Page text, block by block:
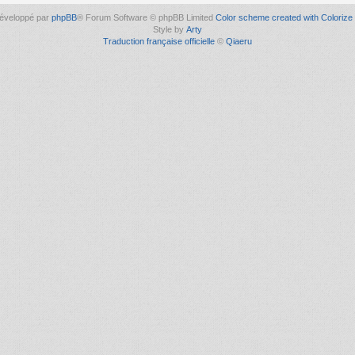
par phpBB® Forum Software © phpBB Limited Color scheme created with Colorize
Style by Arty
Traduction française officielle © Qiaeru